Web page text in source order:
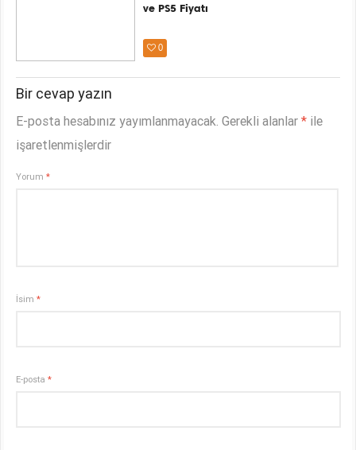
ve PS5 Fiyatı
0
Bir cevap yazın
E-posta hesabınız yayımlanmayacak. Gerekli alanlar* ile
işaretlenmişlerdir
Yorum*
İsim*
E-posta*